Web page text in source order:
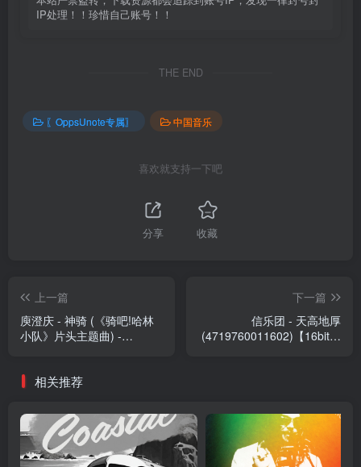
IP处理！！珍惜自己账号！！
THE END
〖OppsUnote专属〗 中国音乐
喜欢就支持一下吧
分享 收藏
上一篇
庾澄庆 - 神骑 (《骑吧!哈林
小队》片头主题曲) -
下一篇
信乐团 - 天高地厚
(4719760011602)【16bit／
相关推荐